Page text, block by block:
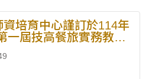
培育中心謹訂於114年
一屆技高餐旅實務教學